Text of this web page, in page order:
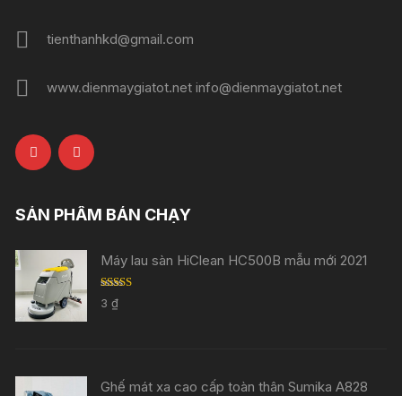
tienthanhkd@gmail.com
www.dienmaygiatot.net info@dienmaygiatot.net
SẢN PHẨM BÁN CHẠY
Máy lau sàn HiClean HC500B mẫu mới 2021
Rated
out of 5
3₫
Ghế mát xa cao cấp toàn thân Sumika A828